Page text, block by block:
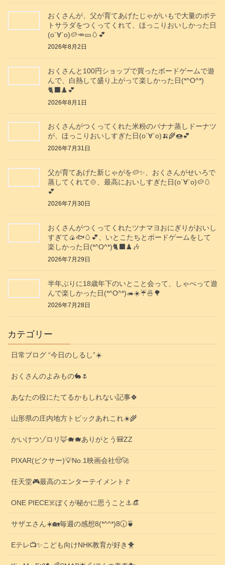
おくさんが、父が育てあげたじゃがいもで大量のポテ
トサラダをつくってくれて、ほっこりおいしかった日
(о´∀`о)🥔🥕🥒🥚💕
2026年8月2日
おくさんと100円ショップで買ったボードゲームで遊
んで、白熱して盛り上がって楽しかった日(*^O^*)
🐈‍⬛♟️💕
2026年8月1日
おくさんがつくってくれた米粉のバナナ蒸しドーナツ
が、ほっこりおいしすぎた日(о´∀`о)🍌🌾🍩💕
2026年7月31日
父が育てあげた新じゃがを🥔✨️、おくさんがせいろで
蒸してくれて🍲、最高においしすぎた日(о´∀`о)🥔🥚
💕
2026年7月30日
おくさんがつくってくれたツナマヨおにぎりがおいし
すぎて🍙🐟️🥚💕、いとこたちとボードゲームをして
楽しかった日(*^O^*)🐈‍⬛♟️🎶
2026年7月29日
半年ぶりに18歳年下のいとこと会って、しゃべって遊
んで楽しかった日(*^O^*)🦔☀️☔🍜🌳
2026年7月28日
カテゴリー
日常ブログ “今日のしるし”☀️
おくさんのよみもの🐇🌷
あなたの役にたてるかもしれない記事🍀
山形県の庄内地方トピックあれこれ☀️🌾
かいけつゾロリ🦊🐗🐗ありがとう🎒ZZ
PIXAR(ピクサー)💡No.1映画会社🤠🚀
任天堂🎮️最高のエンターテイメント🚩
ONE PIECE☠️ぼくが秘かに思うこと⚓️👒
サザエさん☀️🏡毎週の感想8(*^^*)8🕡️🍵
Eテレ📺️✨こども向けNHK教育が好き🐥